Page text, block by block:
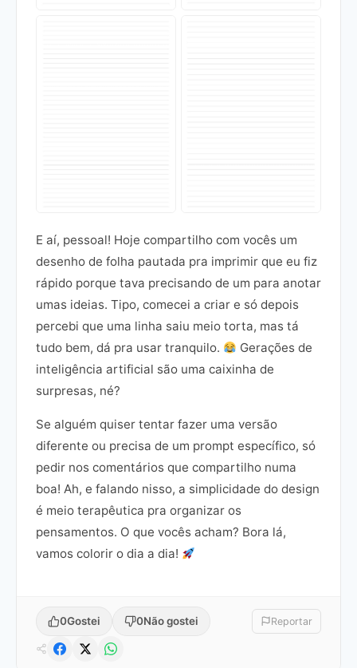
E aí, pessoal! Hoje compartilho com vocês um
desenho de folha pautada pra imprimir que eu fiz
rápido porque tava precisando de um para anotar
umas ideias. Tipo, comecei a criar e só depois
percebi que uma linha saiu meio torta, mas tá
tudo bem, dá pra usar tranquilo.
Gerações de
inteligência artificial são uma caixinha de
surpresas, né?
Se alguém quiser tentar fazer uma versão
diferente ou precisa de um prompt específico, só
pedir nos comentários que compartilho numa
boa! Ah, e falando nisso, a simplicidade do design
é meio terapêutica pra organizar os
pensamentos. O que vocês acham? Bora lá,
vamos colorir o dia a dia!
0Gostei 0Não gostei Reportar